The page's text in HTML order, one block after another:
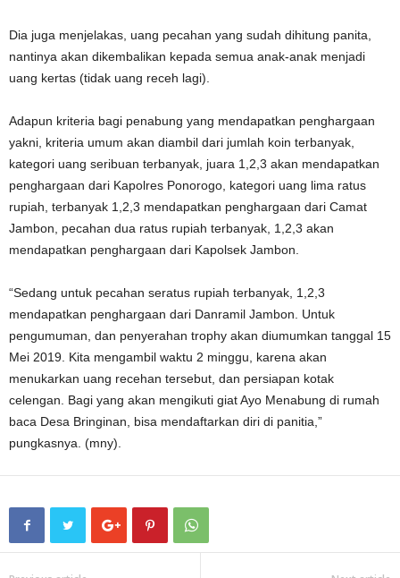
Dia juga menjelakas, uang pecahan yang sudah dihitung panita,
nantinya akan dikembalikan kepada semua anak-anak menjadi
uang kertas (tidak uang receh lagi).
Adapun kriteria bagi penabung yang mendapatkan penghargaan
yakni, kriteria umum akan diambil dari jumlah koin terbanyak,
kategori uang seribuan terbanyak, juara 1,2,3 akan mendapatkan
penghargaan dari Kapolres Ponorogo, kategori uang lima ratus
rupiah, terbanyak 1,2,3 mendapatkan penghargaan dari Camat
Jambon, pecahan dua ratus rupiah terbanyak, 1,2,3 akan
mendapatkan penghargaan dari Kapolsek Jambon.
“Sedang untuk pecahan seratus rupiah terbanyak, 1,2,3
mendapatkan penghargaan dari Danramil Jambon. Untuk
pengumuman, dan penyerahan trophy akan diumumkan tanggal 15
Mei 2019. Kita mengambil waktu 2 minggu, karena akan
menukarkan uang recehan tersebut, dan persiapan kotak
celengan. Bagi yang akan mengikuti giat Ayo Menabung di rumah
baca Desa Bringinan, bisa mendaftarkan diri di panitia,”
pungkasnya. (mny).